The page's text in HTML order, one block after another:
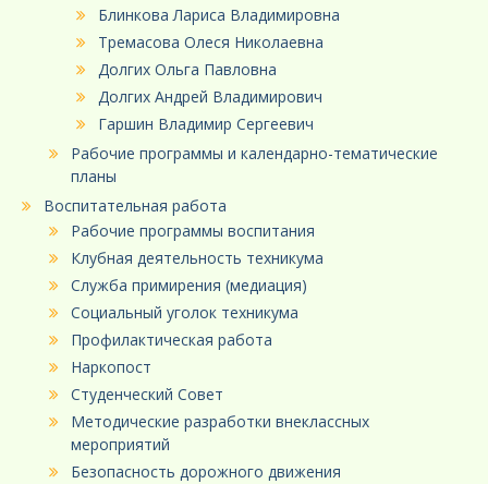
Блинкова Лариса Владимировна
Тремасова Олеся Николаевна
Долгих Ольга Павловна
Долгих Андрей Владимирович
Гаршин Владимир Сергеевич
Рабочие программы и календарно-тематические
планы
Воспитательная работа
Рабочие программы воспитания
Клубная деятельность техникума
Служба примирения (медиация)
Социальный уголок техникума
Профилактическая работа
Наркопост
Студенческий Совет
Методические разработки внеклассных
мероприятий
Безопасность дорожного движения